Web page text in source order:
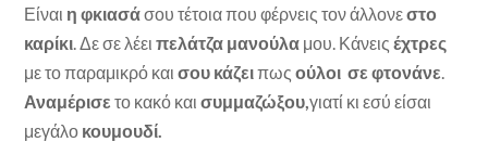
Είναι η φκιασάσου τέτοια που φέρνεις τον άλλονεστο
καρίκι. Δε σε λέειπελάτζα μανούλα μου. Κάνεις έχτρες
με το παραμικρό και σου κάζειπωςούλοι σε φτονάνε.
Αναμέρισετο κακό και συμμαζώξου,γιατί κι εσύ είσαι
μεγάλο κουμουδί.